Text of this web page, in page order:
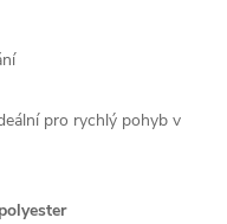
pro rychlý pohyb v